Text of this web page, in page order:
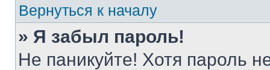
Вернуться к началу
» Я забыл пароль!
Не паникуйте! Хотя пароль